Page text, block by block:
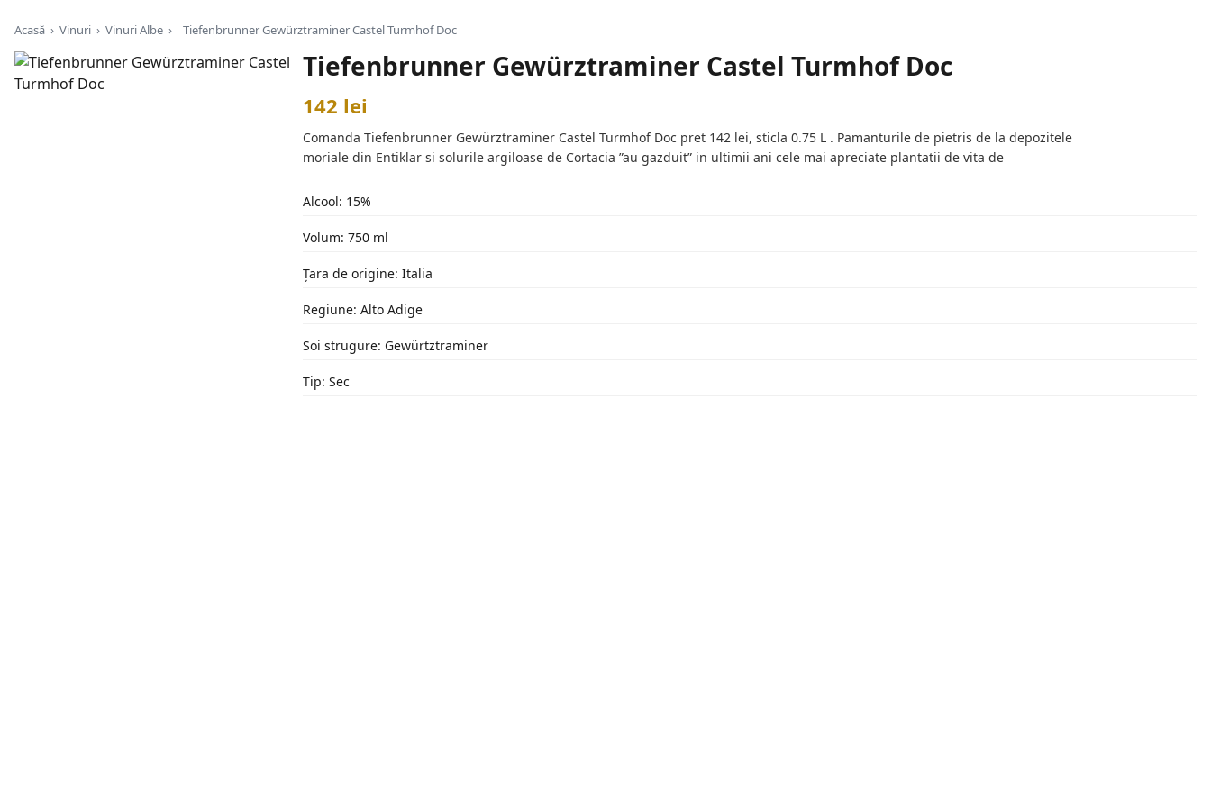
Acasă › Vinuri › Vinuri Albe › Tiefenbrunner Gewürztraminer Castel Turmhof Doc
Tiefenbrunner Gewürztraminer Castel Turmhof Doc
142 lei
Comanda Tiefenbrunner Gewürztraminer Castel Turmhof Doc pret 142 lei, sticla 0.75 L . Pamanturile de pietris de la depozitele
moriale din Entiklar si solurile argiloase de Cortacia ”au gazduit” in ultimii ani cele mai apreciate plantatii de vita de
Alcool: 15%
Volum: 750 ml
Țara de origine: Italia
Regiune: Alto Adige
Soi strugure: Gewürtztraminer
Tip: Sec